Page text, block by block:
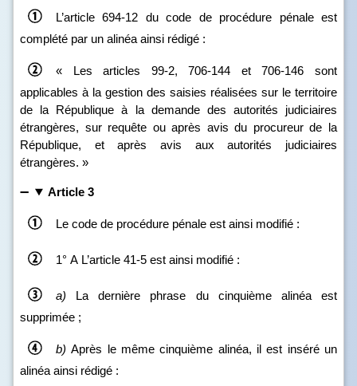
L’article 694‑12 du code de procédure pénale est
complété par un alinéa ainsi rédigé :
« Les articles 99‑2, 706‑144 et 706‑146 sont
applicables à la gestion des saisies réalisées sur le territoire
de la République à la demande des autorités judiciaires
étrangères, sur requête ou après avis du procureur de la
République, et après avis aux autorités judiciaires
étrangères. »
Article 3
Le code de procédure pénale est ainsi modifié :
1° A L’article 41‑5 est ainsi modifié :
a) La dernière phrase du cinquième alinéa est
supprimée ;
b) Après le même cinquième alinéa, il est inséré un
alinéa ainsi rédigé :